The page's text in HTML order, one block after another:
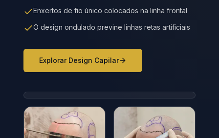
Enxertos de fio único colocados na linha frontal
O design ondulado previne linhas retas artificiais
Explorar Design Capilar